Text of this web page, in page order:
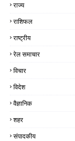
राज्य
राशिफल
राष्ट्रीय
रेल समाचार
विचार
विदेश
वैज्ञानिक
शहर
संपादकीय